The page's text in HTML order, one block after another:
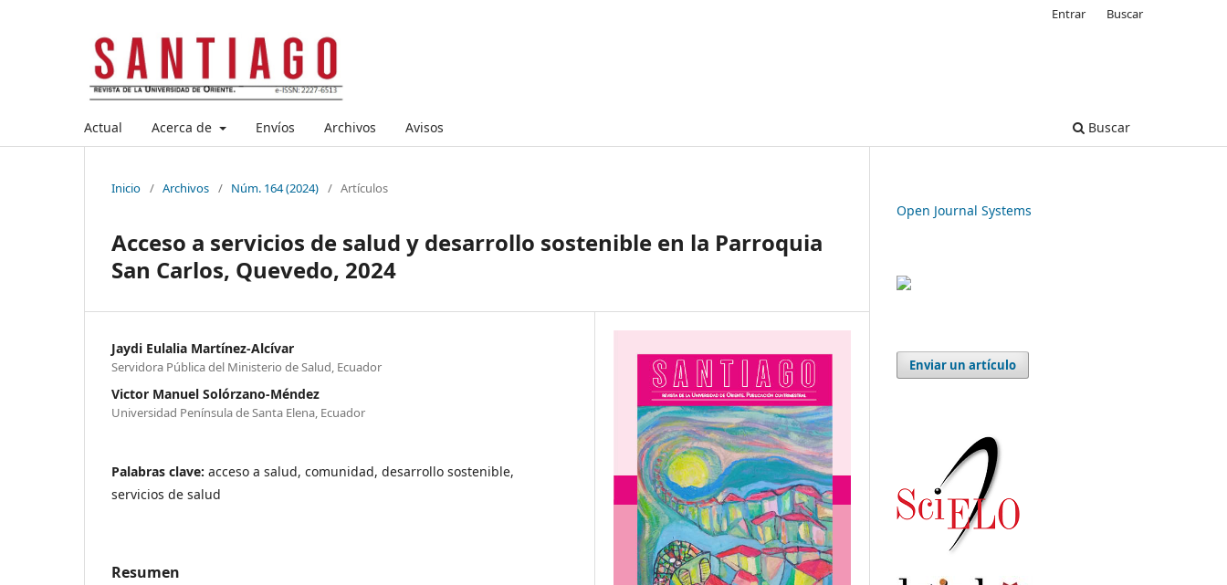
Actual Acerca de Envíos Archivos Avisos Buscar
Entrar Buscar
Inicio / Archivos / Núm. 164 (2024) / Artículos
Acceso a servicios de salud y desarrollo sostenible en la Parroquia
San Carlos, Quevedo, 2024
Jaydi Eulalia Martínez-Alcívar
Servidora Pública del Ministerio de Salud, Ecuador
Victor Manuel Solórzano-Méndez
Universidad Península de Santa Elena, Ecuador
Palabras clave: acceso a salud, comunidad, desarrollo sostenible,
servicios de salud
Resumen
Open Journal Systems
Enviar un artículo